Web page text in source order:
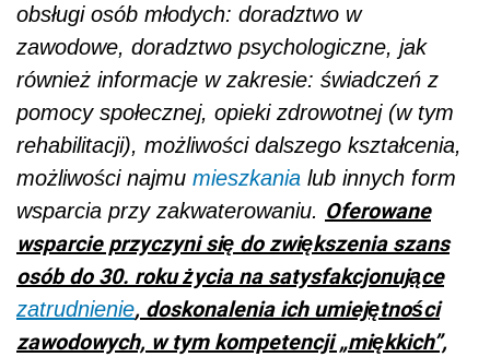
obsługi osób młodych: doradztwo w
zawodowe, doradztwo psychologiczne, jak
również informacje w zakresie: świadczeń z
pomocy społecznej, opieki zdrowotnej (w tym
rehabilitacji), możliwości dalszego kształcenia,
możliwości najmu mieszkania lub innych form
wsparcia przy zakwaterowaniu. Oferowane
wsparcie przyczyni się do zwiększenia szans
osób do 30. roku życia na satysfakcjonujące
zatrudnienie, doskonalenia ich umiejętności
zawodowych, w tym kompetencji „miękkich”,